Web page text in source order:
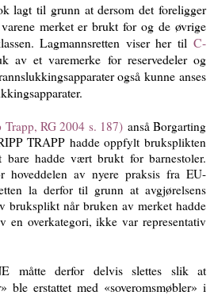
lagt til grunn at dersom det foreligger
merket er brukt for og de øvrige
Lagmannsretten viser her til C-
av et varemerke for reservedeler og
også kunne anses
RG 2004 s. 187) anså Borgarting
TRAPP hadde oppfylt bruksplikten
hadde vært brukt for barnestoler.
hoveddelen av nyere praksis fra EU-
la derfor til grunn at avgjørelsens
bruksplikt når bruken av merket hadde
en overkategori, ikke var representativ
måtte derfor delvis slettes slik at
ble erstattet med «soveromsmøbler» i